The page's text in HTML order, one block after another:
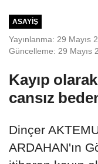
ASAYIŞ
Yayınlanma: 29 Mayıs
Güncelleme: 29 Mayıs
Kayıp
cansız
Dinçer
ARDAHAN'ın